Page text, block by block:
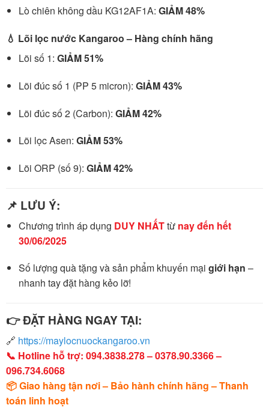
Lò chiên không dầu KG12AF1A: GIẢM 48%
💧 Lõi lọc nước Kangaroo – Hàng chính hãng
Lõi số 1: GIẢM 51%
Lõi đúc số 1 (PP 5 micron): GIẢM 43%
Lõi đúc số 2 (Carbon): GIẢM 42%
Lõi lọc Asen: GIẢM 53%
Lõi ORP (số 9): GIẢM 42%
📌 LƯU Ý:
Chương trình áp dụng DUY NHẤTtừ nay đến hết
30/06/2025
Số lượng quà tặng và sản phẩm khuyến mại giới hạn –
nhanh tay đặt hàng kẻo lỡ!
👉 ĐẶT HÀNG NGAY TẠI:
🔗 https://maylocnuockangaroo.vn
📞 Hotline hỗ trợ: 094.3838.278 – 0378.90.3366 –
096.734.6068
📦 Giao hàng tận nơi – Bảo hành chính hãng – Thanh
toán linh hoạt